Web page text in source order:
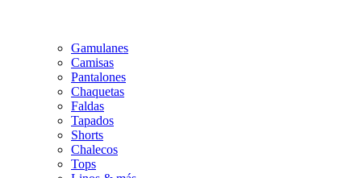
Gamulanes
Camisas
Pantalones
Chaquetas
Faldas
Tapados
Shorts
Chalecos
Tops